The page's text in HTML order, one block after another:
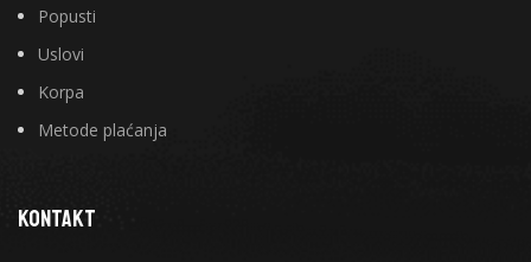
Popusti
Uslovi
Korpa
Metode plaćanja
KONTAKT